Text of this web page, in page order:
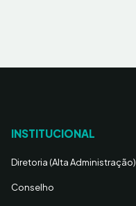
INSTITUCIONAL
Diretoria (Alta Administração)
Conselho